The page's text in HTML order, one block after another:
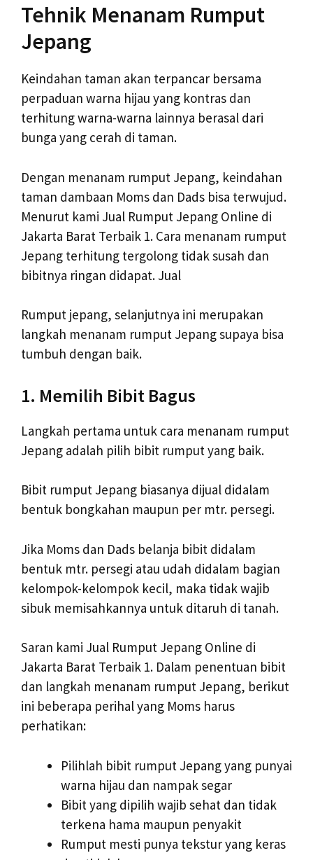
Tehnik Menanam Rumput
Jepang
Keindahan taman akan terpancar bersama
perpaduan warna hijau yang kontras dan
terhitung warna-warna lainnya berasal dari
bunga yang cerah di taman.
Dengan menanam rumput Jepang, keindahan
taman dambaan Moms dan Dads bisa terwujud.
Menurut kami Jual Rumput Jepang Online di
Jakarta Barat Terbaik 1. Cara menanam rumput
Jepang terhitung tergolong tidak susah dan
bibitnya ringan didapat. Jual
Rumput jepang, selanjutnya ini merupakan
langkah menanam rumput Jepang supaya bisa
tumbuh dengan baik.
1. Memilih Bibit Bagus
Langkah pertama untuk cara menanam rumput
Jepang adalah pilih bibit rumput yang baik.
Bibit rumput Jepang biasanya dijual didalam
bentuk bongkahan maupun per mtr. persegi.
Jika Moms dan Dads belanja bibit didalam
bentuk mtr. persegi atau udah didalam bagian
kelompok-kelompok kecil, maka tidak wajib
sibuk memisahkannya untuk ditaruh di tanah.
Saran kami Jual Rumput Jepang Online di
Jakarta Barat Terbaik 1. Dalam penentuan bibit
dan langkah menanam rumput Jepang, berikut
ini beberapa perihal yang Moms harus
perhatikan:
Pilihlah bibit rumput Jepang yang punyai
warna hijau dan nampak segar
Bibit yang dipilih wajib sehat dan tidak
terkena hama maupun penyakit
Rumput mesti punya tekstur yang keras